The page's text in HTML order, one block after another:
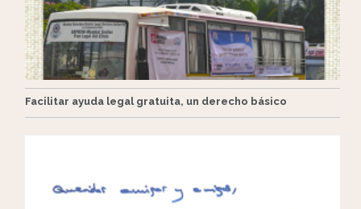
Facilitar ayuda legal gratuita, un derecho básico